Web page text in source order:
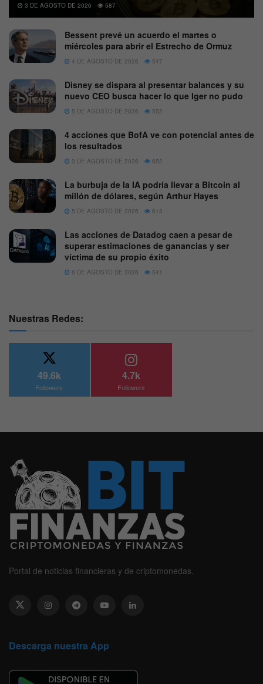
3 DE AGOSTO DE 2026 587
Bessent prevé un acuerdo el martes o
miércoles para abrir el Estrecho de Ormuz
4 DE AGOSTO DE 2026 547
Disney se dispara al presentar balances y su
nuevo CEO busca hacer lo que Iger no pudo
5 DE AGOSTO DE 2026 552
4 acciones que BofA ve con potencial antes de
los resultados
3 DE AGOSTO DE 2026 652
La burbuja de la IA podría llevar a Bitcoin al
millón de dólares, según Arthur Hayes
5 DE AGOSTO DE 2026 613
Las acciones de Datadog caen a pesar de
superar estimaciones de ganancias y ser
víctima de su propio éxito
6 DE AGOSTO DE 2026 541
Nuestras Redes:
49.6k
Followers
4.7k
Followers
Portal de noticias financieras y de criptomonedas.
Descarga nuestra App